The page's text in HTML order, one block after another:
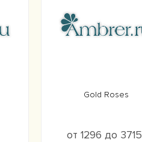
Gold Roses
от 1296 до 3715